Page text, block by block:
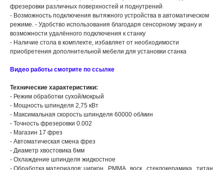
фрезеровки различных поверхностей и поднутрений
- Возможность подключения вытяжного устройства в автоматическом
режиме. - Удобство использования благодаря сенсорному экрану и
возможности удалённого подключения к станку
- Наличие стола в комплекте, избавляет от необходимости
приобретения дополнительной мебели для установки станка
Видео работы смотрите по ссылке
Технические характеристики:
- Режим обработки сухой/мокрый
- Мощность шпинделя 2,75 кВт
- Максимальная скорость шпинделя 60000 об/мин
- Точность фрезеровки 0.002
- Магазин 17 фрез
- Автоматическая смена фрез
- Диаметр хвостовика 6мм
- Охлаждение шпинделя жидкостное